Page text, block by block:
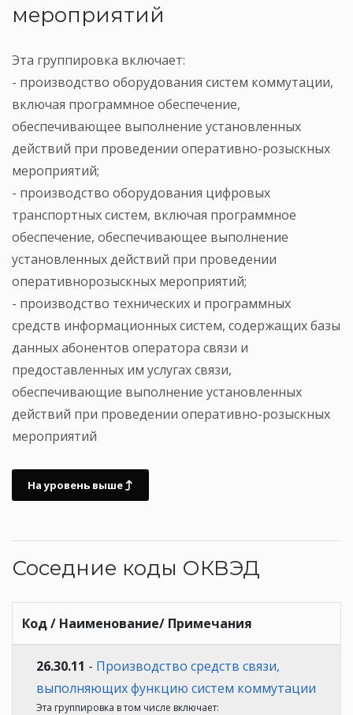
мероприятий
Эта группировка включает:
- производство оборудования систем коммутации,
включая программное обеспечение,
обеспечивающее выполнение установленных
действий при проведении оперативно-розыскных
мероприятий;
- производство оборудования цифровых
транспортных систем, включая программное
обеспечение, обеспечивающее выполнение
установленных действий при проведении
оперативнорозыскных мероприятий;
- производство технических и программных
средств информационных систем, содержащих базы
данных абонентов оператора связи и
предоставленных им услугах связи,
обеспечивающие выполнение установленных
действий при проведении оперативно-розыскных
мероприятий
На уровень выше
Соседние коды ОКВЭД
Код / Наименование/ Примечания
26.30.11 - Производство средств связи,
выполняющих функцию систем коммутации
Эта группировка в том числе включает: